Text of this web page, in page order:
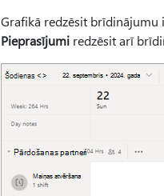
Grafikā redzēsit
Pieprasījumiredzēsit arī